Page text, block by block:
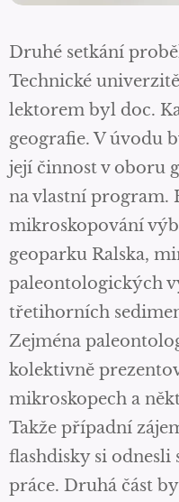
Druhé setkání
Technické
lektorem byl doc.
geografie. V úvodu
její činnost v oboru
na vlastní
mikroskopování
geoparku Ralska,
paleontologických
třetihorních
Zejména
kolektivně
mikroskopech a
Takže případní
flashdisky si
práce. Druhá část